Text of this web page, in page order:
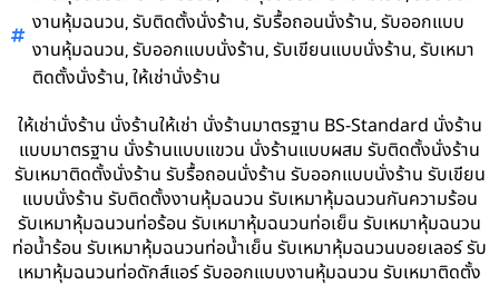
งานหุ้มฉนวน,รับติดตั้งนั่งร้าน,รับรื้อถอนนั่งร้าน,รับออกแบบ
งานหุ้มฉนวน,รับออกแบบนั่งร้าน,รับเขียนแบบนั่งร้าน,รับเหมา
ติดตั้งนั่งร้าน,ให้เช่านั่งร้าน
ให้เช่านั่งร้าน นั่งร้านให้เช่า นั่งร้านมาตรฐาน BS-Standard นั่งร้าน
แบบมาตรฐาน นั่งร้านแบบแขวน นั่งร้านแบบผสม รับติดตั้งนั่งร้าน
รับเหมาติดตั้งนั่งร้าน รับรื้อถอนนั่งร้าน รับออกแบบนั่งร้าน รับเขียน
แบบนั่งร้าน รับติดตั้งงานหุ้มฉนวน รับเหมาหุ้มฉนวนกันความร้อน
รับเหมาหุ้มฉนวนท่อร้อน รับเหมาหุ้มฉนวนท่อเย็น รับเหมาหุ้มฉนวน
ท่อน้ำร้อน รับเหมาหุ้มฉนวนท่อน้ำเย็น รับเหมาหุ้มฉนวนบอยเลอร์ รับ
เหมาหุ้มฉนวนท่อดักส์แอร์ รับออกแบบงานหุ้มฉนวน รับเหมาติดตั้ง